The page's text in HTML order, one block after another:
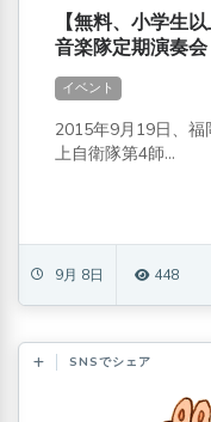
【無料、小学生
音楽隊定期演奏会
イベント
2015年9月19日、
上自衛隊第4師...
9月 8日 448
SNSでシェア